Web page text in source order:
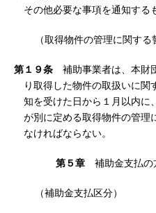
その他必要な事項を通知する
（取得物件の管理に関する
第１９条 補助事業者は、本財
り取得した物件の取扱いに関
知を受けた日から１月以内に
が別に定める取得物件の管理
なければならない。
第５章 補助金支払の
（補助金支払区分）